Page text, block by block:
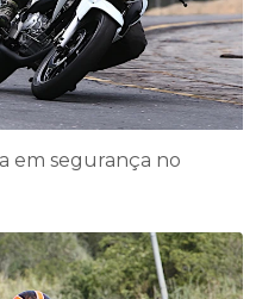
em segurança no